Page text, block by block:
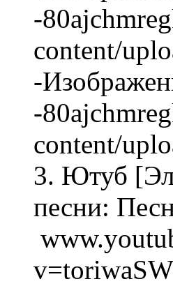
-
content/
-
-
content/
3. Ютуб
песни: